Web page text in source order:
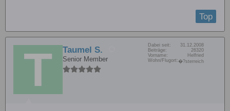
Top
Taumel S.
Senior Member
Dabei seit:
31.12.2008
Beiträge:
26320
Vorname:
Helfried
Wohn/Flugort: �?sterreich